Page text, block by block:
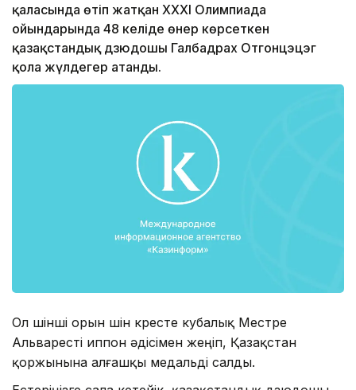
қаласында өтіп жатқан ХХХІ Олимпиада
ойындарында 48 келіде өнер көрсеткен
қазақстандық дзюдошы Галбадрах Отгонцэцэг
қола жүлдегер атанды.
Ол үшінші орын үшін күресте кубалық Местре
Альваресті иппон әдісімен жеңіп, Қазақстан
қоржынына алғашқы медальді салды.